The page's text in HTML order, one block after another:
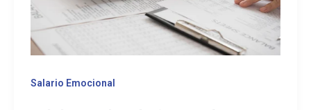
Salario Emocional